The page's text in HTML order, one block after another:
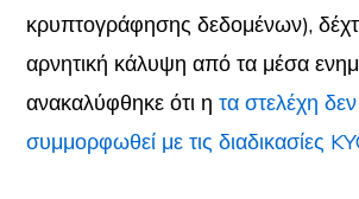
κρυπτογράφησης δεδομένων),
αρνητική κάλυψη από τα μέσα
ανακαλύφθηκε ότι ητα στελέχη
συμμορφωθεί με τις διαδικασίες